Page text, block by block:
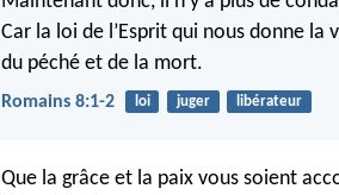
Car la loi de l’Esprit qui nous donne la
du péché et de la mort.
Romains 8:1-2 loi juger libérateur
Que la grâce et la paix vous soient